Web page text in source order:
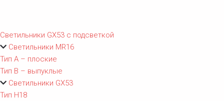
Светильники GX53 с подсветкой
Светильники MR16
Тип A – плоские
Тип B – выпуклые
Светильники GX53
Тип Н18